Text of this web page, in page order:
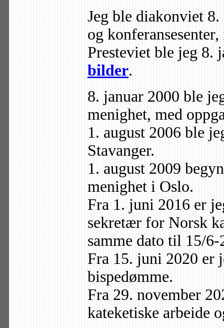
Jeg ble diakonviet
og
Presteviet ble jeg 8.
bilder.
8. januar 2000 ble
menighet, med
1. august 2006 ble
Stavanger.
1. august 2009
menighet i Oslo.
Fra 1. juni 2016 er
sekretær for Norsk
samme dato til 15/6-
Fra 15. juni 2020 er
bispedømme.
Fra 29. november
kateketiske arbeide